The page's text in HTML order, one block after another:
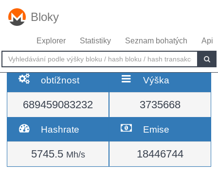
Bloky
Explorer Statistiky Seznam bohatých Api
obtížnost
689459083232
Výška
3735668
Hashrate
5745.5 Mh/s
Emise
18446744